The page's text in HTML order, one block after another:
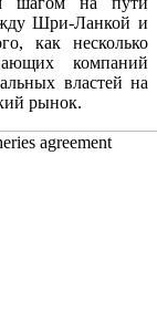
Шри-Ланкой и
как несколько
компаний
властей на
рынок.